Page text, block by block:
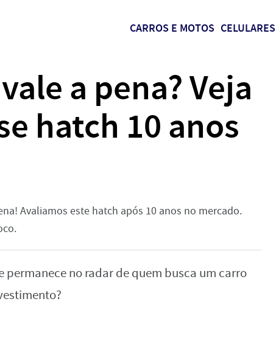
CARROS E MOTOS CELULARES
a pena? Veja
hatch 10 anos
Avaliamos este hatch após 10 anos no mercado.
permanece no radar de quem busca um carro